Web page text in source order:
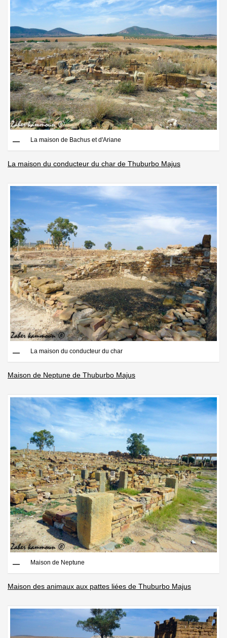
La maison de Bachus et d'Ariane
La maison du conducteur du char de Thuburbo Majus
La maison du conducteur du char
Maison de Neptune de Thuburbo Majus
Maison de Neptune
Maison des animaux aux pattes liées de Thuburbo Majus